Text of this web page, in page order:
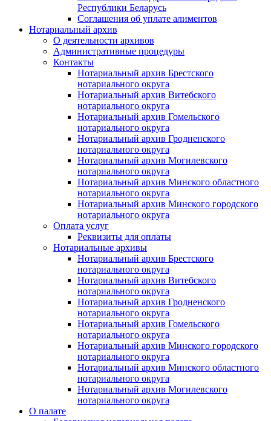
Республики Беларусь
Соглашения об уплате алиментов
Нотариальный архив
О деятельности архивов
Административные процедуры
Контакты
Нотариальный архив Брестского
нотариального округа
Нотариальный архив Витебского
нотариального округа
Нотариальный архив Гомельского
нотариального округа
Нотариальный архив Гродненского
нотариального округа
Нотариальный архив Могилевского
нотариального округа
Нотариальный архив Минского областного
нотариального округа
Нотариальный архив Минского городского
нотариального округа
Оплата услуг
Реквизиты для оплаты
Нотариальные архивы
Нотариальный архив Брестского
нотариального округа
Нотариальный архив Витебского
нотариального округа
Нотариальный архив Гродненского
нотариального округа
Нотариальный архив Гомельского
нотариального округа
Нотариальный архив Минского городского
нотариального округа
Нотариальный архив Минского областного
нотариального округа
Нотариальный архив Могилевского
нотариального округа
О палате